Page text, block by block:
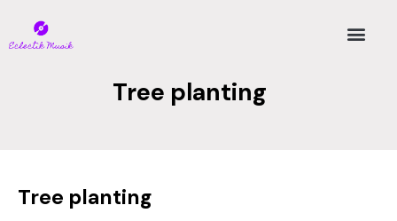
Tree planting
Tree planting